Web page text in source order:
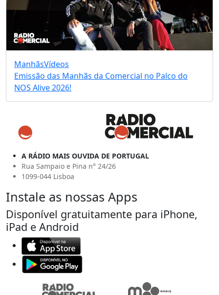
ManhãsVídeos
Emissão das Manhãs da Comercial no Palco do
NOS Alive 2026!
A RÁDIO MAIS OUVIDA DE PORTUGAL
Rua Sampaio e Pina n° 24/26
1099-044 Lisboa
Instale as nossas Apps
Disponível gratuitamente para iPhone,
iPad e Android